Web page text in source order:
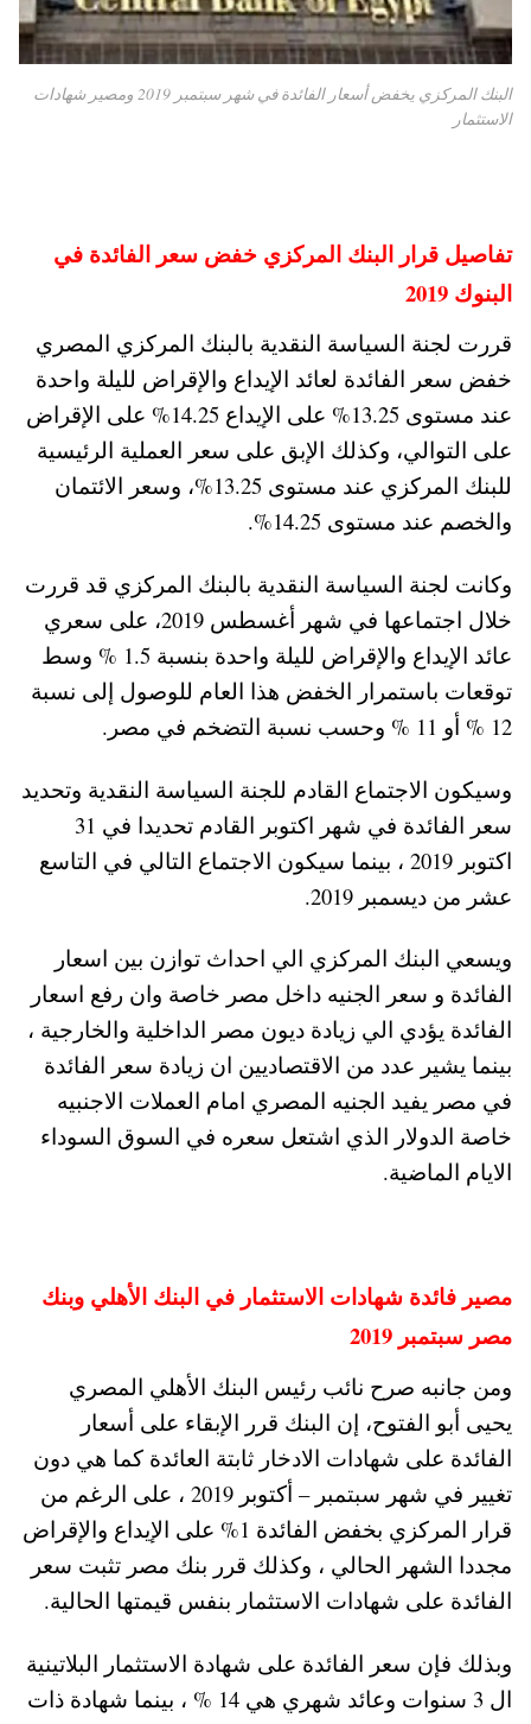
البنك المركزي يخفض أسعار الفائدة في شهر سبتمبر 2019 ومصير شهادات
الاستثمار
تفاصيل قرار البنك المركزي خفض سعر الفائدة في
البنوك 2019
قررت لجنة السياسة النقدية بالبنك المركزي المصري
خفض سعر الفائدة لعائد الإيداع والإقراض لليلة واحدة
عند مستوى 13.25% على الإيداع 14.25% على الإقراض
على التوالي، وكذلك الإبق على سعر العملية الرئيسية
للبنك المركزي عند مستوى 13.25%، وسعر الائتمان
والخصم عند مستوى 14.25%.
وكانت لجنة السياسة النقدية بالبنك المركزي قد قررت
خلال اجتماعها في شهر أغسطس 2019، على سعري
عائد الإيداع والإقراض لليلة واحدة بنسبة 1.5 % وسط
توقعات باستمرار الخفض هذا العام للوصول إلى نسبة
12 % أو 11 % وحسب نسبة التضخم في مصر
.
وسيكون الاجتماع القادم للجنة السياسة النقدية وتحديد
سعر الفائدة في شهر اكتوبر القادم تحديدا في 31
اكتوبر 2019 ، بينما سيكون الاجتماع التالي في التاسع
عشر من ديسمبر 2019.
ويسعي البنك المركزي الي احداث توازن بين اسعار
الفائدة و سعر الجنيه داخل مصر خاصة وان رفع اسعار
الفائدة يؤدي الي زيادة ديون مصر الداخلية والخارجية ،
بينما يشير عدد من الاقتصاديين ان زيادة سعر الفائدة
في مصر يفيد الجنيه المصري امام العملات الاجنبيه
خاصة الدولار الذي اشتعل سعره في السوق السوداء
الايام الماضية.
مصير فائدة شهادات الاستثمار في البنك الأهلي وبنك
مصر سبتمبر 2019
ومن جانبه صرح نائب رئيس البنك الأهلي المصري
يحيى أبو الفتوح، إن البنك قرر الإبقاء على أسعار
الفائدة على شهادات الادخار ثابتة العائدة كما هي دون
تغيير في شهر سبتمبر – أكتوبر 2019 ، على الرغم من
قرار المركزي بخفض الفائدة 1% على الإيداع والإقراض
مجددا الشهر الحالي ، وكذلك قرر بنك مصر تثبت سعر
الفائدة على شهادات الاستثمار بنفس قيمتها الحالية.
وبذلك فإن سعر الفائدة على شهادة الاستثمار البلاتينية
ال 3 سنوات وعائد شهري هي 14 % ، بينما شهادة ذات